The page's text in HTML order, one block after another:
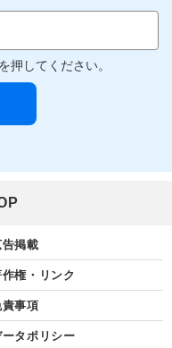
押してください。
告掲載
作権・リンク
責事項
ータポリシー